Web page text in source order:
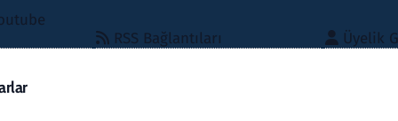
RSS Bağlantıları Üyelik